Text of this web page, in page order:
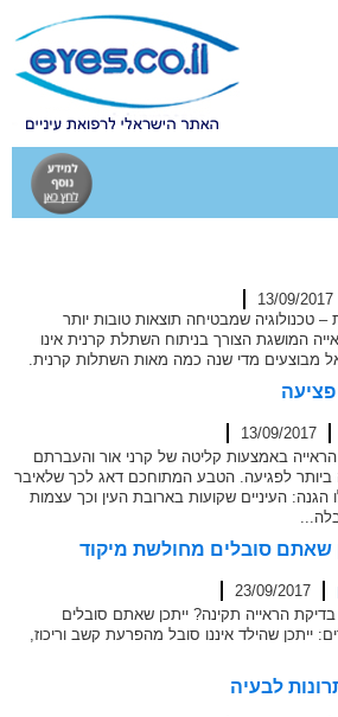
13/09/2017
טכנולוגיה שמבטיחה תוצאות טובות יותר
המושגת הצורך בניתוח השתלת קרנית אינו
מבוצעים מדי שנה כמה מאות השתלות קרנית.
13/09/2017
באמצעות קליטה של קרני אור והעברתם
ביותר לפגיעה. הטבע המתוחכם דאג לכך שלאיבר
הגנה: העיניים שקועות בארובת העין וכך עצמות
שאתם סובלים מחולשת מיקוד
23/09/2017
הראייה תקינה? ייתכן שאתם סובלים
ייתכן שהילד איננו סובל מהפרעת קשב וריכוז,
לבעיה